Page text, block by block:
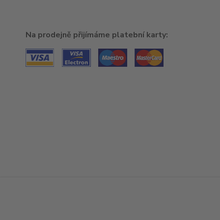
Na prodejně přijímáme platební karty: